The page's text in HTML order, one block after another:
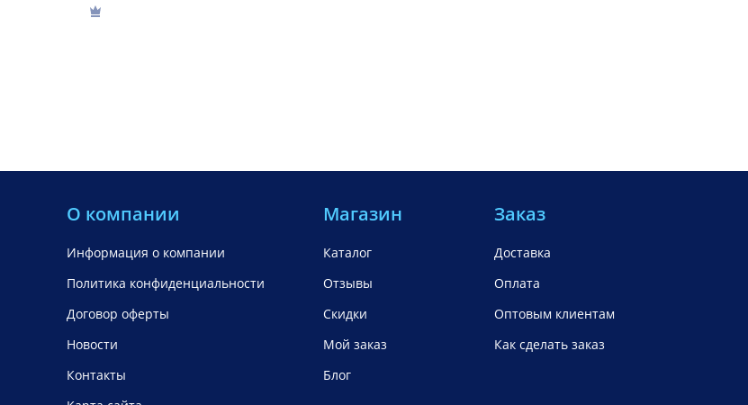
О компании
Информация о компании
Политика конфиденциальности
Договор оферты
Новости
Контакты
Магазин
Каталог
Отзывы
Скидки
Мой заказ
Блог
Заказ
Доставка
Оплата
Оптовым клиентам
Как сделать заказ